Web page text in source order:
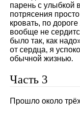
парень с улыбкой
потрясения
кровать, по
вообще не
было так, как
от сердца, я
обычной жизнью.
Часть 3
Прошло около трёх